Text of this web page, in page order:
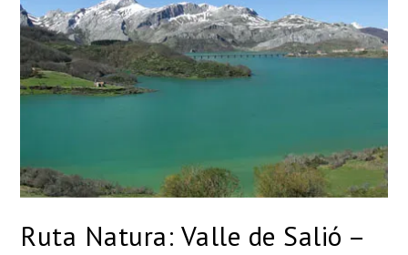
Ruta Natura: Valle de Salió –